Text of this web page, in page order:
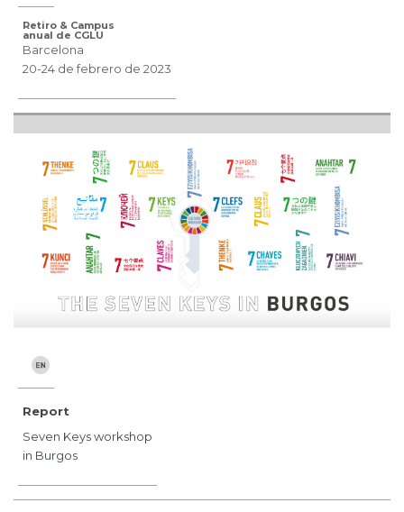
Retiro & Campus
anual de CGLU
Barcelona
20-24 de febrero de 2023
Report
Seven Keys workshop
in Burgos